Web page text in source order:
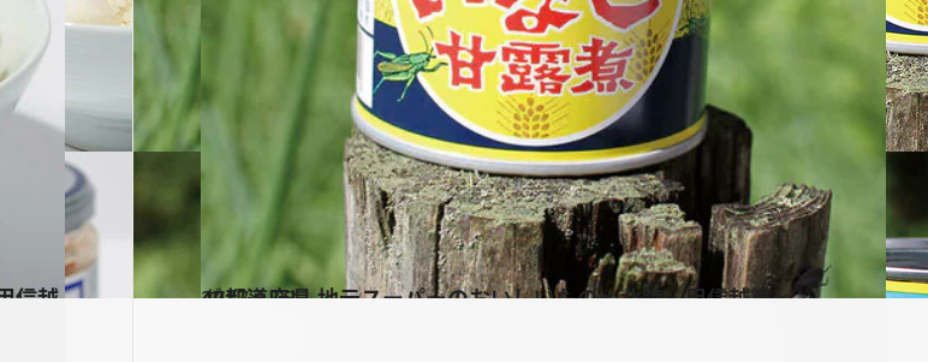
2017.1.23
47都道府県 地元スーパーのおいしいもの～北陸・甲信越篇～
グルメ